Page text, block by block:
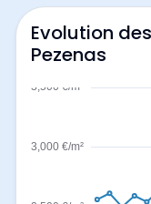
Evolution
Pezenas